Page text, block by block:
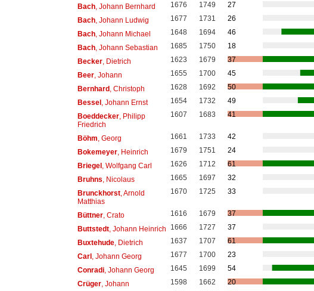
Bach, Johann Bernhard 1676 1749
27
Bach, Johann Ludwig 1677 1731
26
Bach, Johann Michael 1648 1694
46
Bach, Johann Sebastian 1685 1750
18
Becker, Dietrich 1623 1679
37
Beer, Johann 1655 1700
45
Bernhard, Christoph 1628 1692
50
Bessel, Johann Ernst 1654 1732
49
Boeddecker, Philipp
Friedrich
1607 1683 41
Böhm , Georg 1661 1733
42
Bokemeyer, Heinrich 1679 1751
24
Briegel, Wolfgang Carl 1626 1712
61
Bruhns , Nicolaus 1665 1697
32
Brunckhorst, Arnold
Matthias
1670 1725 33
Büttner, Crato 1616 1679
37
Buttstedt, Johann Heinrich 1666 1727
37
Buxtehude, Dietrich 1637 1707
61
Carl, Johann Georg 1677 1700
23
Conradi, Johann Georg 1645 1699
54
Crüger, Johann 1598 1662
20